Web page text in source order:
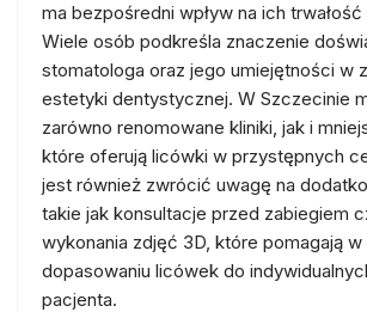
ma bezpośredni wpływ na ich
Wiele osób podkreśla znaczenie
stomatologa oraz jego umiejętności w
estetyki dentystycznej. W Szczecinie
zarówno renomowane kliniki, jak i
które oferują licówki w przystępnych
jest również zwrócić uwagę na
takie jak konsultacje przed zabiegiem
wykonania zdjęć 3D, które pomagają
dopasowaniu licówek do
pacjenta.